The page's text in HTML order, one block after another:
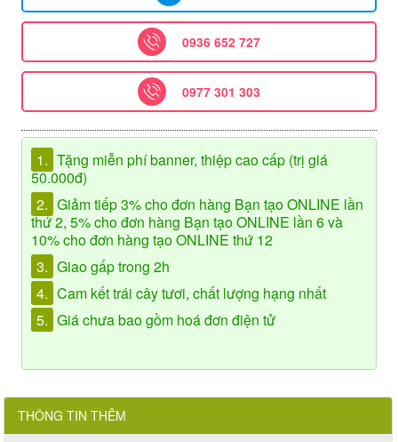
0936 652 727
0977 301 303
1. Tặng miễn phí banner, thiệp cao cấp (trị giá
50.000đ)
2. Giảm tiếp 3% cho đơn hàng Bạn tạo ONLINE lần
thứ 2, 5% cho đơn hàng Bạn tạo ONLINE lần 6 và
10% cho đơn hàng tạo ONLINE thứ 12
3. Giao gấp trong 2h
4. Cam kết trái cây tươi, chất lượng hạng nhất
5. Giá chưa bao gồm hoá đơn điện tử
THÔNG TIN THÊM